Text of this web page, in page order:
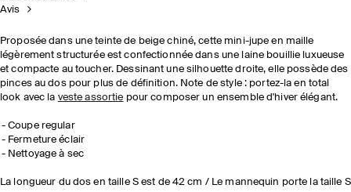
Avis
Proposée dans une teinte de beige chiné, cette mini-jupe en maille
légèrement structurée est confectionnée dans une laine bouillie luxueuse
et compacte au toucher. Dessinant une silhouette droite, elle possède des
pinces au dos pour plus de définition. Note de style : portez-la en total
look avec la veste assortie pour composer un ensemble d'hiver élégant.
Coupe regular
Fermeture éclair
Nettoyage à sec
La longueur du dos en taille S est de 42 cm / Le mannequin porte la taille S